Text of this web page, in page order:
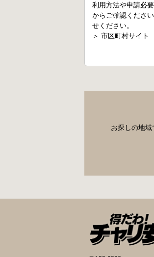
利用方法や申請必
からご確認くださ
せください。
＞ 市区町村サイト
お探しの地